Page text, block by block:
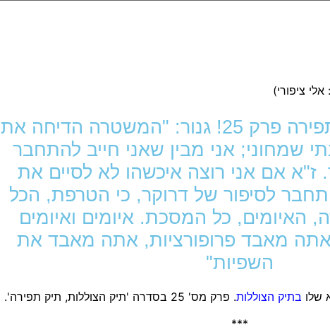
תיק הצוללות תיק תפירה פרק 25! גנור: "המשטרה הדיחה את
שמחוני; אני מבין שאני חייב להתחבר
ז"א אם אני רוצה איכשהו לא לסיים את
לסיפור של דרוקר, כי הטרפת, הכל
האיומים, כל המסכת. איומים ואיומים
אתה מאבד פרופורציות, אתה מאבד את
השפיות"
שלו בתיק הצוללות. פרק מס' 25 בסדרה 'תיק הצוללות, תיק תפירה'.
***